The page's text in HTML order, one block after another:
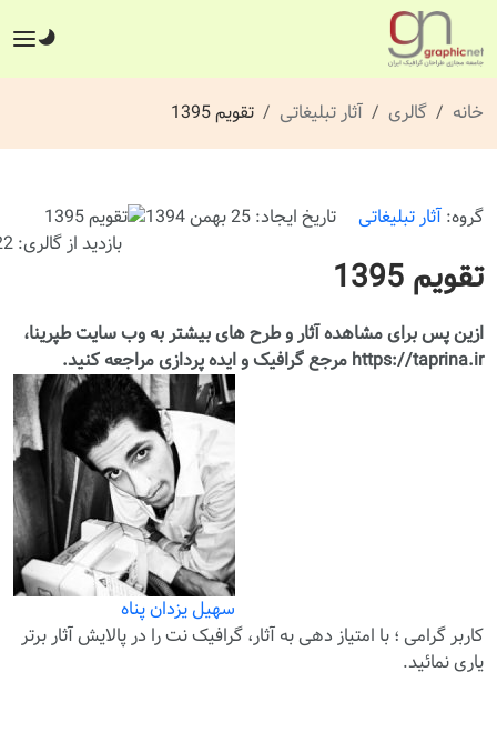
خانه گالری آثار تبلیغاتی تقویم 1395
گروه:آثار تبلیغاتی
تاریخ ایجاد: 25 بهمن 1394
بازدید از گالری: 522 بار
تقویم 1395
ازین پس برای مشاهده آثار و طرح های بیشتر به وب سایت طپرینا،
https://taprina.ir مرجع گرافیک و ایده پردازی مراجعه کنید.
سهیل یزدان پناه
کاربر گرامی ؛ با امتیاز دهیبه آثار، گرافیک نت را در پالایش آثار برتر
یاری نمائید.